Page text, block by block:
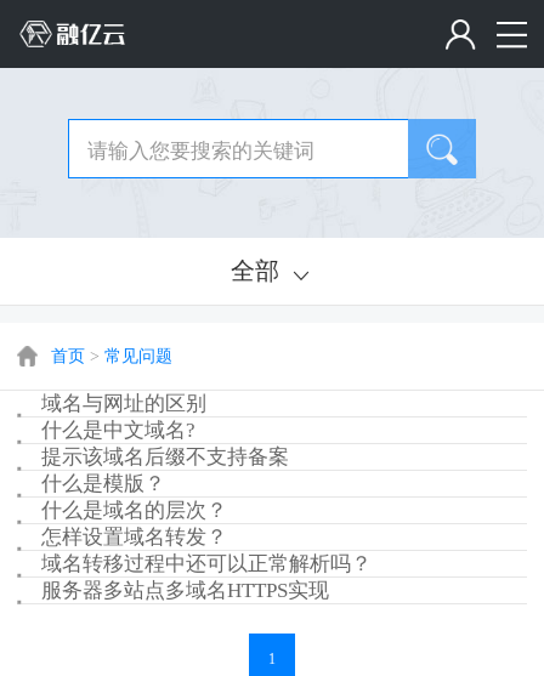
全部
首页 > 常见问题
域名与网址的区别
什么是中文域名?
提示该域名后缀不支持备案
什么是模版？
什么是域名的层次？
怎样设置域名转发？
域名转移过程中还可以正常解析吗？
服务器多站点多域名HTTPS实现
1